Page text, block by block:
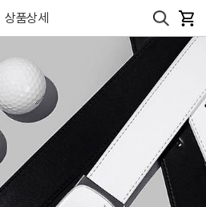
상품상세